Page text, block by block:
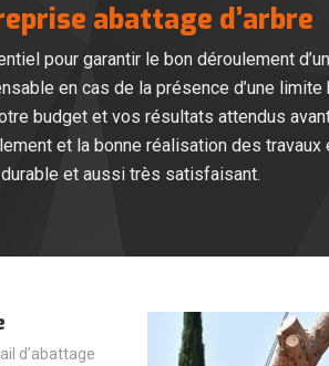
abattage d’arbre
pour garantir le bon déroulement
en cas de la présence d’une
budget et vos résultats attendus
et la bonne réalisation des travaux
durable et aussi très satisfaisant.
d’abattage